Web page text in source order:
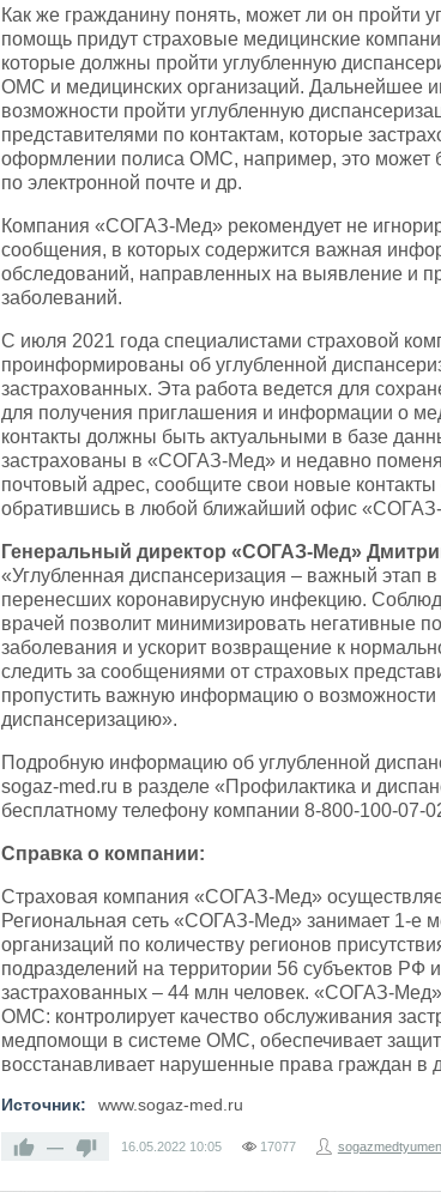
Как же гражданину понять, может ли он пройти
помощь придут страховые медицинские
которые должны пройти углубленную
ОМС и медицинских организаций. Дальнейшее
возможности пройти углубленную
представителями по контактам, которые
оформлении полиса ОМС, например, это может
по электронной почте и др.
Компания «СОГАЗ-Мед» рекомендует не
сообщения, в которых содержится важная
обследований, направленных на выявление и
заболеваний.
С июля 2021 года специалистами страховой
проинформированы об углубленной
застрахованных. Эта работа ведется для
для получения приглашения и информации о
контакты должны быть актуальными в базе
застрахованы в «СОГАЗ-Мед» и недавно
почтовый адрес, сообщите свои новые
обратившись в любой ближайший офис
Генеральный директор «СОГАЗ-Мед»
«Углубленная диспансеризация – важный этап
перенесших коронавирусную инфекцию.
врачей позволит минимизировать негативные
заболевания и ускорит возвращение к
следить за сообщениями от страховых
пропустить важную информацию о возможности
диспансеризацию».
Подробную информацию об углубленной
sogaz-med.ru в разделе «Профилактика и
бесплатному телефону компании 8-800-100-07-
Справка о компании:
Страховая компания «СОГАЗ-Мед»
Региональная сеть «СОГАЗ-Мед» занимает 1-е
организаций по количеству регионов
подразделений на территории 56 субъектов РФ
застрахованных – 44 млн человек. «СОГАЗ-
ОМС: контролирует качество обслуживания
медпомощи в системе ОМС, обеспечивает
восстанавливает нарушенные права граждан в
Источник: www.sogaz-med.ru
— 16.05.2022 10:05 17077 sogazmedtyumen